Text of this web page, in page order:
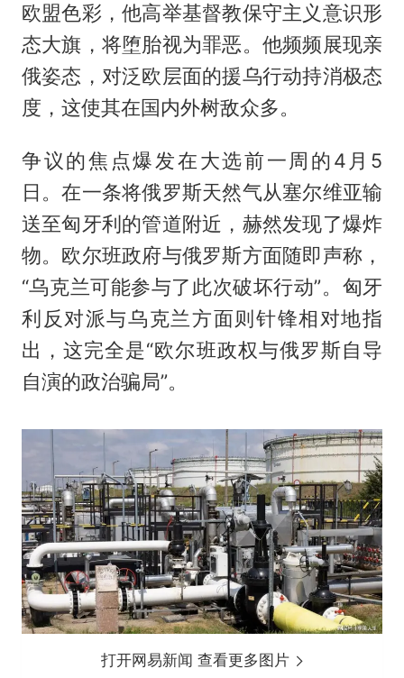
欧盟色彩，他高举基督教保守主义意识形
态大旗，将堕胎视为罪恶。他频频展现亲
俄姿态，对泛欧层面的援乌行动持消极态
度，这使其在国内外树敌众多。
争议的焦点爆发在大选前一周的4月5
日。在一条将俄罗斯天然气从塞尔维亚输
送至匈牙利的管道附近，赫然发现了爆炸
物。欧尔班政府与俄罗斯方面随即声称，
“乌克兰可能参与了此次破坏行动”。匈牙
利反对派与乌克兰方面则针锋相对地指
出，这完全是“欧尔班政权与俄罗斯自导
自演的政治骗局”。
打开网易新闻 查看更多图片